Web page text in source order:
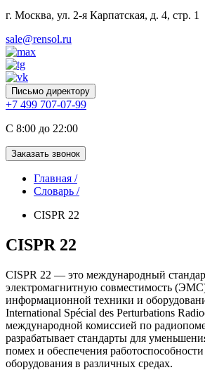
г. Москва, ул. 2-я Карпатская, д. 4, стр. 1
sale@rensol.ru
Письмо директору
+7 499 707-07-99
C 8:00 до 22:00
Заказать звонок
Главная /
Словарь /
CISPR 22
CISPR 22
CISPR 22 — это международный
электромагнитную совместимость
информационной техники и
International Spécial des Perturbations
международной комиссией по
разрабатывает стандарты для
помех и обеспечения
оборудования в различных средах.